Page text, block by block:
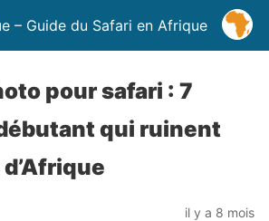
– Guide du Safari en Afrique
pour safari : 7
qui ruinent
il y a 8 mois